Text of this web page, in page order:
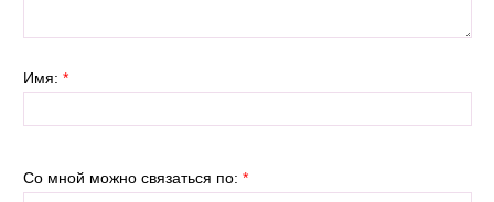
Имя: *
Со мной можно связаться по: *